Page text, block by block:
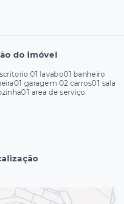
do imóvel
01 lavabo01 banheiro
garagem 02 carros01 sala
area de serviço